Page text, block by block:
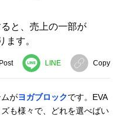
と、売上の一部が
ます。
Post LINE Copy
がヨガブロックです。EVA
も様々で、どれを選べばい